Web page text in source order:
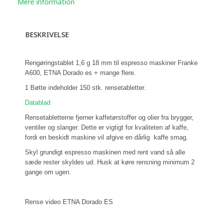
BESKRIVELSE
Rengøringstablet 1,6 g 18 mm til espresso maskiner Franke
A600, ETNA Dorado es + mange flere.
1 Bøtte indeholder 150 stk. rensetabletter.
Datablad
Rensetabletterne fjerner kaffetørstoffer og olier fra brygger,
ventiler og slanger. Dette er vigtigt for kvaliteten af kaffe,
fordi en beskidt maskine vil afgive en dårlig kaffe smag.
Skyl grundigt espresso maskinen med rent vand så alle
sæde rester skyldes ud. Husk at køre rensning minimum 2
gange om ugen.
Rense video ETNA Dorado ES